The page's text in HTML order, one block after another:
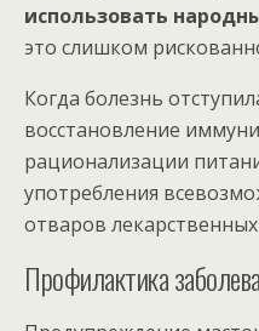
использовать
это слишком
Когда болезнь
восстановление
рационализации
употребления
отваров
Профилактика